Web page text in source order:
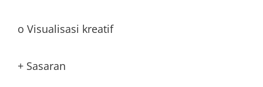
o Visualisasi kreatif
+ Sasaran